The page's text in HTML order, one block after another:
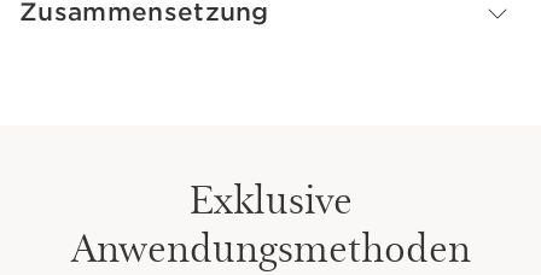
Die cremige, wasserfeste Textur vereint Pflege, Komfort
Dieser Stift revitalisiert und verbessert
Tag für Tag das Aussehen der Augenbrauen.
Zusammensetzung
Exklusive
Anwendungsmethoden